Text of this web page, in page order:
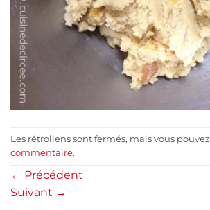
Les rétroliens sont fermés, mais vous pouvez
commentaire.
← Précédent
Suivant →